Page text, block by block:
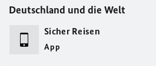
Deutschland und die Welt
Sicher Reisen
App